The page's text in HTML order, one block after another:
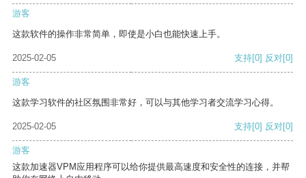
游客
这款软件的操作非常简单，即使是小白也能快速上手。
2025-02-05 支持[0] 反对[0]
游客
这款学习软件的社区氛围非常好，可以与其他学习者交流学习心得。
2025-02-05 支持[0] 反对[0]
游客
这款加速器VPM应用程序可以给你提供最高速度和安全性的连接，并帮